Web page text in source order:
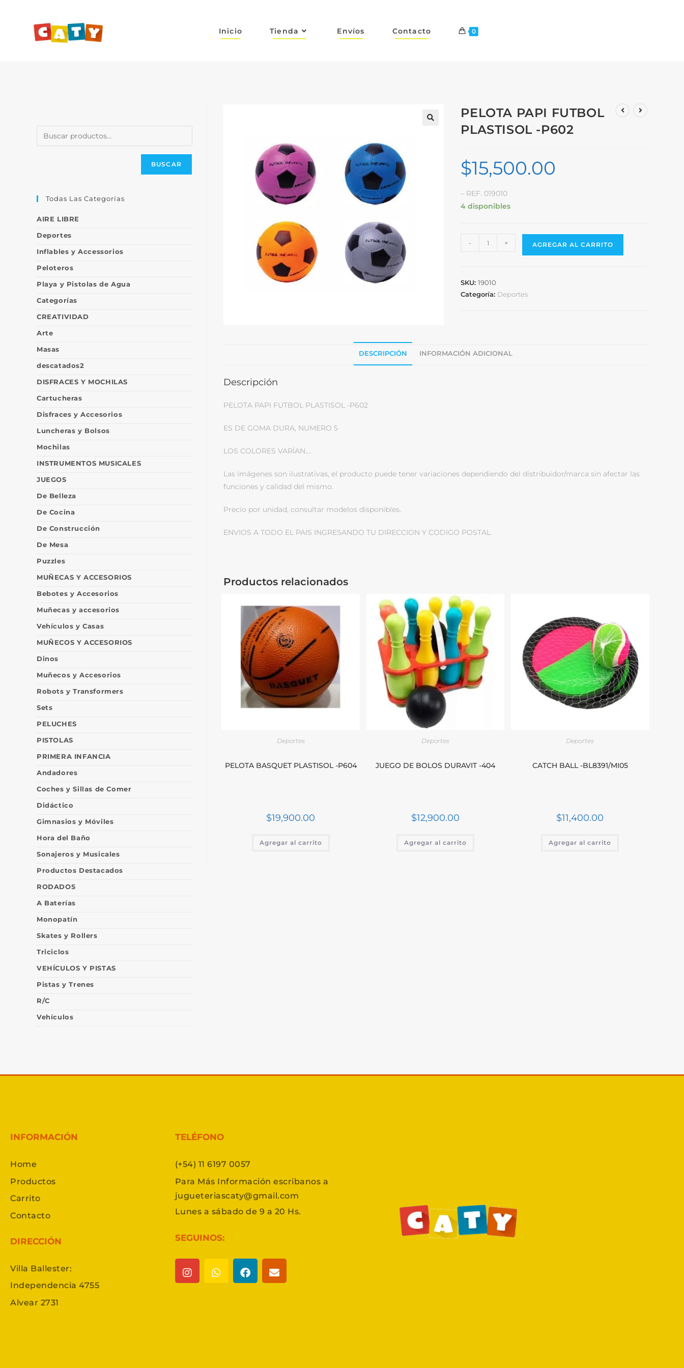
Inicio Tienda Envíos Contacto 0
PELOTA PAPI FUTBOL
PLASTISOL -P602
$15,500.00
– REF. 019010
4 disponibles
- + AGREGAR AL CARRITO
SKU:19010
Categoría: Deportes
DESCRIPCIÓN INFORMACIÓN ADICIONAL
Descripción
PELOTA PAPI FUTBOL PLASTISOL -P602
ES DE GOMA DURA, NUMERO 5
LOS COLORES VARÍAN….
Las imágenes son ilustrativas, el producto puede tener variaciones dependiendo del distribuidor/marca sin afectar las
funciones y calidad del mismo.
Precio por unidad, consultar modelos disponibles.
ENVIOS A TODO EL PAIS INGRESANDO TU DIRECCION Y CODIGO POSTAL.
Productos relacionados
Deportes
PELOTA BASQUET PLASTISOL -P604
$19,900.00
Agregar al carrito
Deportes
JUEGO DE BOLOS DURAVIT -404
$12,900.00
Agregar al carrito
Deportes
CATCH BALL -BL8391/MI05
$11,400.00
Agregar al carrito
BUSCAR
Todas Las Categorías
AIRE LIBRE
Deportes
Inflables y Accessorios
Peloteros
Playa y Pistolas de Agua
Categorías
CREATIVIDAD
Arte
Masas
descatados2
DISFRACES Y MOCHILAS
Cartucheras
Disfraces y Accesorios
Luncheras y Bolsos
Mochilas
INSTRUMENTOS MUSICALES
JUEGOS
De Belleza
De Cocina
De Construcción
De Mesa
Puzzles
MUÑECAS Y ACCESORIOS
Bebotes y Accesorios
Muñecas y accesorios
Vehículos y Casas
MUÑECOS Y ACCESORIOS
Dinos
Muñecos y Accesorios
Robots y Transformers
Sets
PELUCHES
PISTOLAS
PRIMERA INFANCIA
Andadores
Coches y Sillas de Comer
Didáctico
Gimnasios y Móviles
Hora del Baño
Sonajeros y Musicales
Productos Destacados
RODADOS
A Baterías
Monopatín
Skates y Rollers
Triciclos
VEHÍCULOS Y PISTAS
Pistas y Trenes
R/C
Vehículos
INFORMACIÓN
Home
Productos
Carrito
Contacto
DIRECCIÓN
Villa Ballester:
Independencia 4755
Alvear 2731
TELÉFONO
(+54) 11 6197 0057
Para Más Información escribanos a
jugueteriascaty@gmail.com
Lunes a sábado de 9 a 20 Hs.
SEGUINOS: